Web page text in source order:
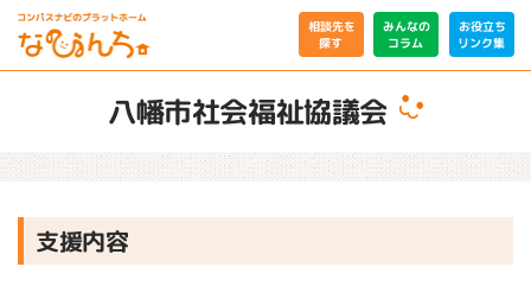
相談先を
探す
みんなの
コラム
お役立ち
リンク集
八幡市社会福祉協議会
支援内容